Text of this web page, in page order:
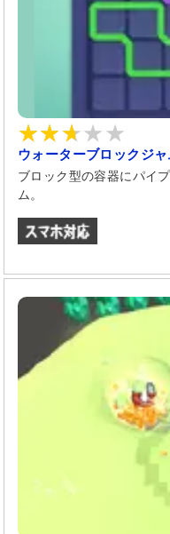
ウォーターブロックジャ
ブロック型の容器にパイ
ム。